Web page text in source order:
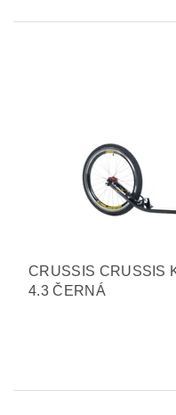
CRUSSIS CRUSSIS
4.3 ČERNÁ